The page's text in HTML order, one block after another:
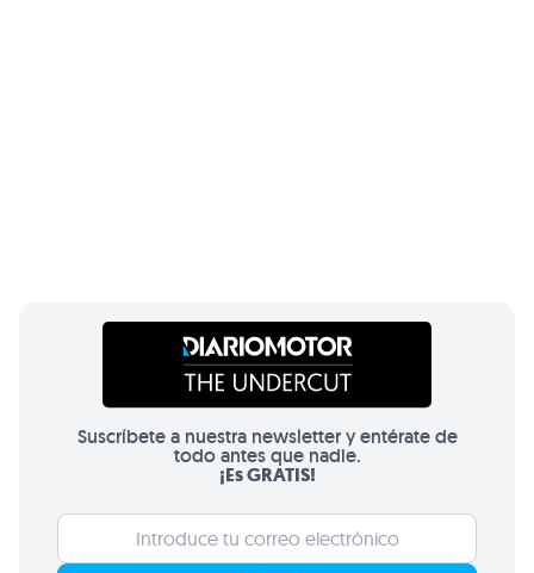
Suscríbete a nuestra newsletter y entérate de
todo antes que nadie.
¡Es GRATIS!